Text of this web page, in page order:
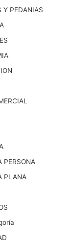
Y PEDANIAS
PERSONA
PLANA